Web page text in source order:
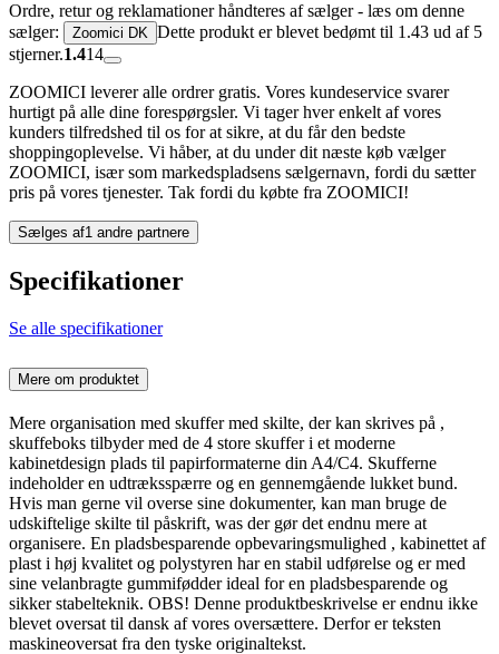
Ordre, retur og reklamationer håndteres af sælger - læs om denne
sælger:
Zoomici DK Dette produkt er blevet bedømt til 1.43 ud af 5
stjerner.1.414
ZOOMICI leverer alle ordrer gratis. Vores kundeservice svarer
hurtigt på alle dine forespørgsler. Vi tager hver enkelt af vores
kunders tilfredshed til os for at sikre, at du får den bedste
shoppingoplevelse. Vi håber, at du under dit næste køb vælger
ZOOMICI, især som markedspladsens sælgernavn, fordi du sætter
pris på vores tjenester. Tak fordi du købte fra ZOOMICI!
Sælges af1 andre partnere
Specifikationer
Se alle specifikationer
Mere om produktet
Mere organisation med skuffer med skilte, der kan skrives på ,
skuffeboks tilbyder med de 4 store skuffer i et moderne
kabinetdesign plads til papirformaterne din A4/C4. Skufferne
indeholder en udtræksspærre og en gennemgående lukket bund.
Hvis man gerne vil overse sine dokumenter, kan man bruge de
udskiftelige skilte til påskrift, was der gør det endnu mere at
organisere. En pladsbesparende opbevaringsmulighed , kabinettet af
plast i høj kvalitet og polystyren har en stabil udførelse og er med
sine velanbragte gummifødder ideal for en pladsbesparende og
sikker stabelteknik. OBS! Denne produktbeskrivelse er endnu ikke
blevet oversat til dansk af vores oversættere. Derfor er teksten
maskineoversat fra den tyske originaltekst.